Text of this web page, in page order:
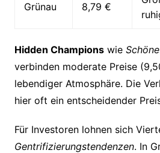
Grünau 8,79 €
Hidden Championswie
verbinden moderate Preise
lebendiger Atmosphäre. Die
hier oft ein entscheidender
Für Investoren lohnen sich
Gentrifizierungstendenzen. In